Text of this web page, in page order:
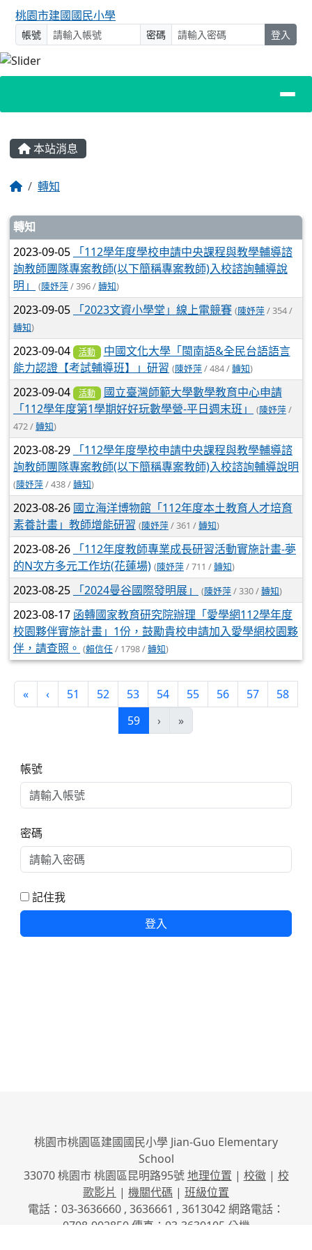
桃園市建國國民小學
帳號 密碼 登入
主內容區域
本站消息
回首頁
轉知
文章列表
轉知
2023-09-05
「112學年度學校申請中央課程與教學輔導諮
詢教師團隊專案教師(以下簡稱專案教師)入校諮詢輔導說
明」
(陳妤萍/ 396 /轉知)
2023-09-05 「2023文資小學堂」線上電競賽 (陳妤萍/ 354 /
轉知)
2023-09-04 活動
中國文化大學「閩南語&全民台語語言
能力認證【考試輔導班】」研習 (陳妤萍/ 484 /轉知)
2023-09-04 活動
國立臺灣師範大學數學教育中心申請
「112學年度第1學期好好玩數學營-平日週末班」
(陳妤萍/
472 /轉知)
2023-08-29
「112學年度學校申請中央課程與教學輔導諮
詢教師團隊專案教師(以下簡稱專案教師)入校諮詢輔導說明
(陳妤萍/ 438 /轉知)
2023-08-26 國立海洋博物館「112年度本土教育人才培育
素養計畫」教師增能研習 (陳妤萍/ 361 /轉知)
2023-08-26
「112年度教師專業成長研習活動實施計畫-夢
的N次方多元工作坊(花蓮場) (陳妤萍/ 711 /轉知)
2023-08-25 「2024曼谷國際發明展」 (陳妤萍/ 330 /轉知)
2023-08-17 函轉國家教育研究院辦理「愛學網112學年度
校園夥伴實施計畫」1份，鼓勵貴校申請加入愛學網校園夥
伴，請查照。 (賴信任/ 1798 /轉知)
«第一頁
‹上一頁
51 52 53 54 55 56 57
58
59(目前頁次)
› »
帳號
密碼
記住我
登入
桃園市桃園區建國國民小學 Jian-Guo Elementary
School
33070 桃園市 桃園區昆明路95號地理位置 | 校徽| 校
歌影片 | 機關代碼 | 班級位置
電話：03-3636660 , 3636661 , 3613042 網路電話：
0708-902850 傳真：03-3630105 分機